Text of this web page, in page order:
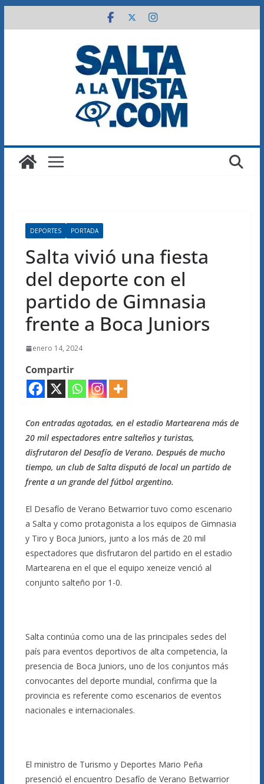
al
DEPORTES PORTADA
Salta vivió una fiesta
del deporte con el
partido de Gimnasia
frente a Boca Juniors
enero 14, 2024
Compartir
Con entradas agotadas, en el estadio Martearena más de
20 mil espectadores entre salteños y turistas,
disfrutaron del Desafío de Verano. Después de mucho
tiempo, un club de Salta disputó de local un partido de
frente a un grande del fútbol argentino.
El Desafío de Verano Betwarrior tuvo como escenario
a Salta y como protagonista a los equipos de Gimnasia
y Tiro y Boca Juniors, junto a los más de 20 mil
espectadores que disfrutaron del partido en el estadio
Martearena en el que el equipo xeneize venció al
conjunto salteño por 1-0.
Salta continúa como una de las principales sedes del
país para eventos deportivos de alta competencia, la
presencia de Boca Juniors, uno de los conjuntos más
convocantes del deporte mundial, confirma que la
provincia es referente como escenarios de eventos
nacionales e internacionales.
El ministro de Turismo y Deportes Mario Peña
presenció el encuentro Desafío de Verano Betwarrior